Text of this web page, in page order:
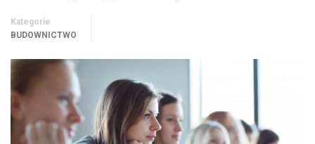
Kategorie
BUDOWNICTWO